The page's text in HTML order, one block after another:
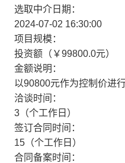
选取中介日期：
2024-07-02 16:30:00
项目规模：
投资额（￥99800.0元）
金额说明：
以90800元作为控制价进
洽谈时间：
3（个工作日）
签订合同时间：
15（个工作日）
合同备案时间：